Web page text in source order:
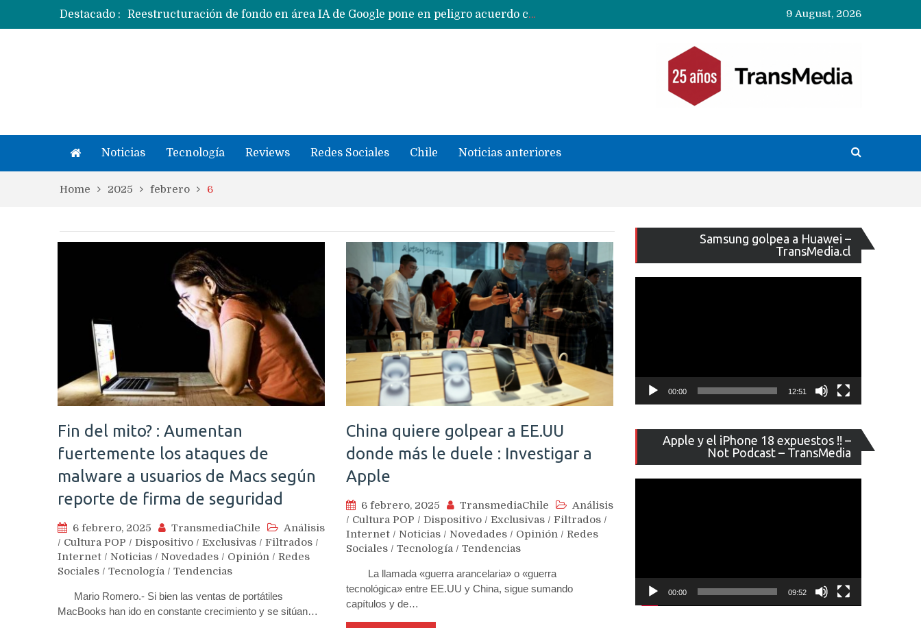
Destacado :
Reestructuración de fondo en área IA de Google pone en peligro acuerdo con Apple y salvataje de Siri
CXMT le dice NO a la venta de sus memorias a Apple y dará prioridad a Huawei y Xiaomi
9 August, 2026
Noticias Tecnología Reviews Redes Sociales Chile Noticias anteriores
Home 2025 febrero 6
Fin del mito? : Aumentan
fuertemente los ataques de
malware a usuarios de Macs según
reporte de firma de seguridad
6 febrero, 2025 TransmediaChile
Análisis
/ Cultura POP / Dispositivo / Exclusivas / Filtrados /
Internet / Noticias / Novedades / Opinión / Redes
Sociales / Tecnología / Tendencias
Mario Romero.- Si bien las ventas de portátiles
MacBooks han ido en constante crecimiento y se sitúan…
China quiere golpear a EE.UU
donde más le duele : Investigar a
Apple
6 febrero, 2025 TransmediaChile
Análisis
/ Cultura POP / Dispositivo / Exclusivas / Filtrados /
Internet / Noticias / Novedades / Opinión / Redes
Sociales / Tecnología / Tendencias
La llamada «guerra arancelaria» o «guerra
tecnológica» entre EE.UU y China, sigue sumando
capítulos y de…
Samsung golpea a Huawei –
TransMedia.cl
de
vídeo
00:00 12:51
Apple y el iPhone 18 expuestos !! –
Not Podcast – TransMedia
de
vídeo
00:00 09:52